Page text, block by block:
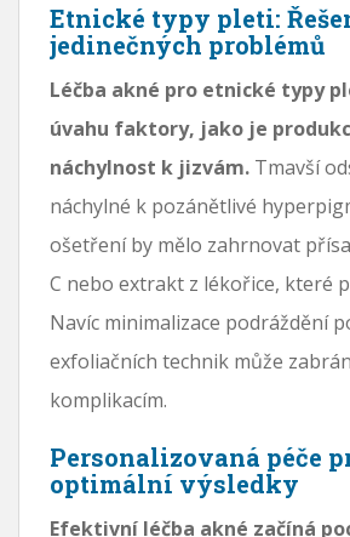
Etnické typy pleti:
jedinečných problémů
Léčba akné pro etnické typy
úvahu faktory, jako je
náchylnost k jizvám. Tmavší
náchylné k pozánětlivé
ošetření by mělo zahrnovat
C nebo extrakt z lékořice, které
Navíc minimalizace podráždění
exfoliačních technik může
komplikacím.
Personalizovaná péče
optimální výsledky
Efektivní léčba akné začíná